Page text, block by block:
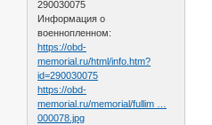
290030075
Информация о
военнопленном:
https://obd-
memorial.ru/html/info.htm?
id=290030075
https://obd-
memorial.ru/memorial/fullim …
000078.jpg